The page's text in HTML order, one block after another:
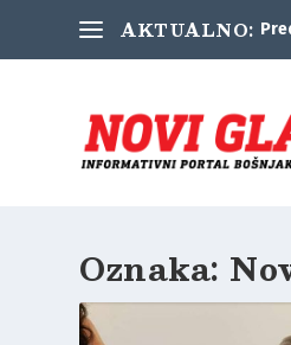
AKTUALNO:
Oznaka: